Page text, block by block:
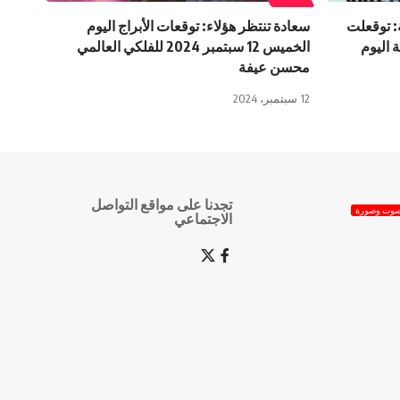
توقعلت
اليوم
سعادة تنتظر هؤلاء: توقعات الأبراج اليوم
الخميس 12 سبتمبر 2024 للفلكي العالمي
محسن عيفة
12 سبتمبر، 2024
وصورة
تجدنا على مواقع التواصل
الاجتماعي